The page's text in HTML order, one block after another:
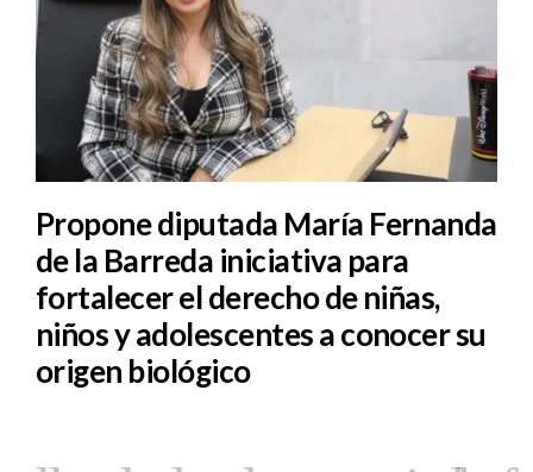
Propone diputada María Fernanda
de la Barreda iniciativa para
fortalecer el derecho de niñas,
niños y adolescentes a conocer su
origen biológico